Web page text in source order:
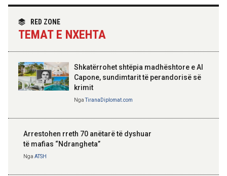
partneritetit strategjik
RED ZONE
TEMAT E NXEHTA
Shkatërrohet shtëpia madhështore e Al
Capone, sundimtarit të perandorisë së
krimit
NgaTiranaDiplomat.com
Arrestohen rreth 70 anëtarë të dyshuar
të mafias “Ndrangheta”
Nga ATSH